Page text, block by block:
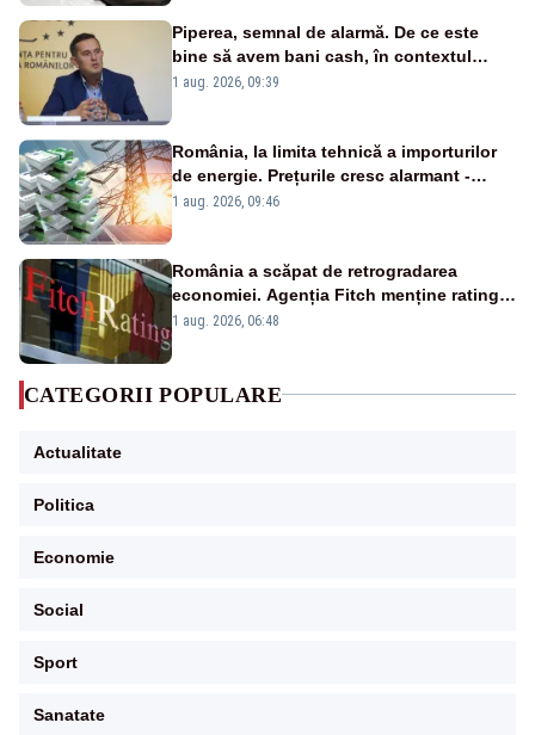
Piperea, semnal de alarmă. De ce este
bine să avem bani cash, în contextul
alertei energetice?
1 aug. 2026, 09:39
România, la limita tehnică a importurilor
de energie. Prețurile cresc alarmant -
Analiză Realitatea Plus
1 aug. 2026, 09:46
România a scăpat de retrogradarea
economiei. Agenția Fitch menține ratingul
„BBB-” cu perspectivă negativă
1 aug. 2026, 06:48
CATEGORII POPULARE
Actualitate
Politica
Economie
Social
Sport
Sanatate